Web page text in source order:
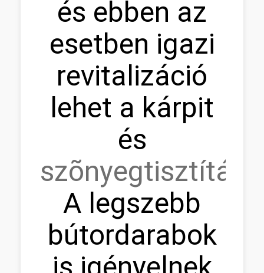
és ebben az
esetben igazi
revitalizáció
lehet a kárpit
és
szõnyegtisztítás.
A legszebb
bútordarabok